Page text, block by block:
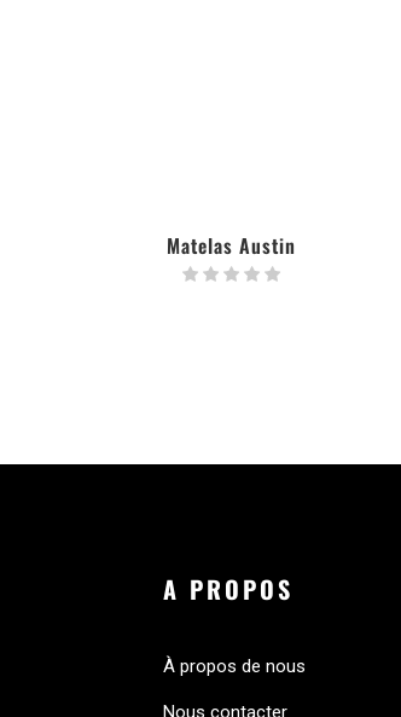
Matelas Austin
A PROPOS
À propos de nous
Nous contacter